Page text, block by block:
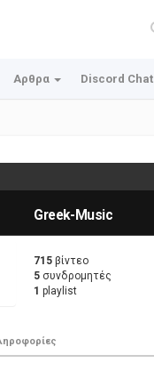
Αρθρα Discord Chat
Greek-Music
715 βίντεο
5 συνδρομητές
1 playlist